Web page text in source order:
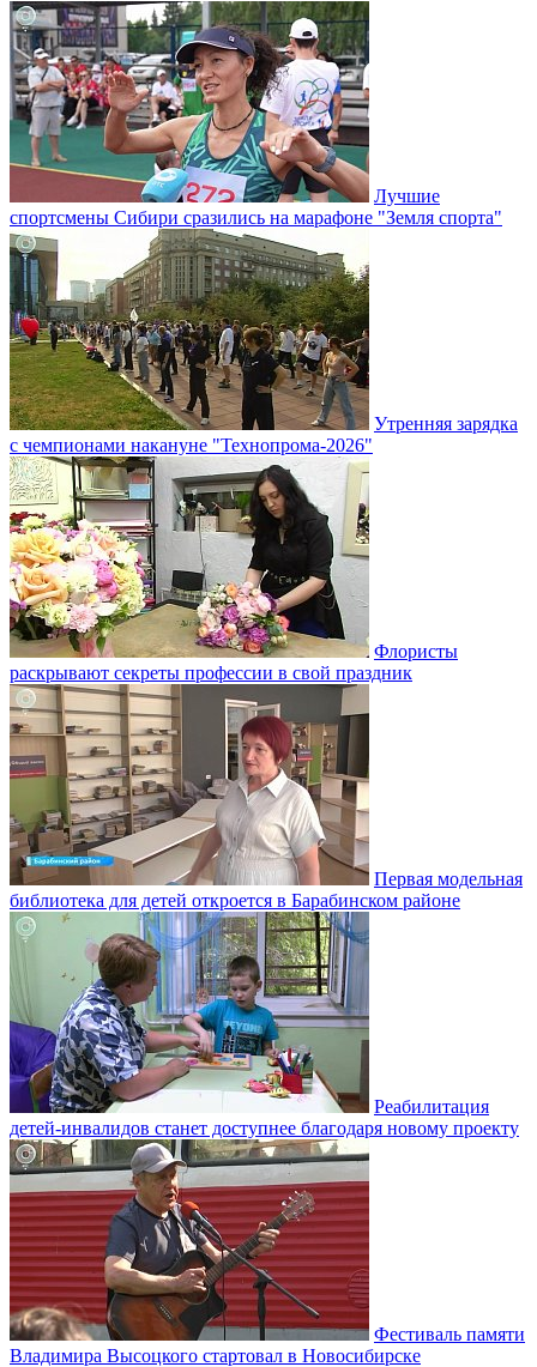
Лучшие
спортсмены Сибири сразились на марафоне "Земля спорта"
Утренняя зарядка
с чемпионами накануне "Технопрома-2026"
Флористы
раскрывают секреты профессии в свой праздник
Первая модельная
библиотека для детей откроется в Барабинском районе
Реабилитация
детей-инвалидов станет доступнее благодаря новому проекту
Фестиваль памяти
Владимира Высоцкого стартовал в Новосибирске